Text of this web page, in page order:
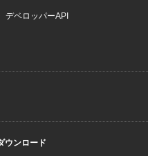
デベロッパーAPI
ウンロード